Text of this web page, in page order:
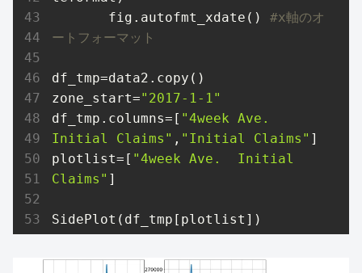
       fig.autofmt_xdate()
#x軸のオ
ートフォーマット
df_tmp=data2.copy()
zone_start="2017-1-1"
df_tmp.columns=[ "4week Ave.
Initial Claims" , "Initial Claims" ]
plotlist=[ "4week Ave.  Initial
Claims" ]
SidePlot(df_tmp[plotlist])